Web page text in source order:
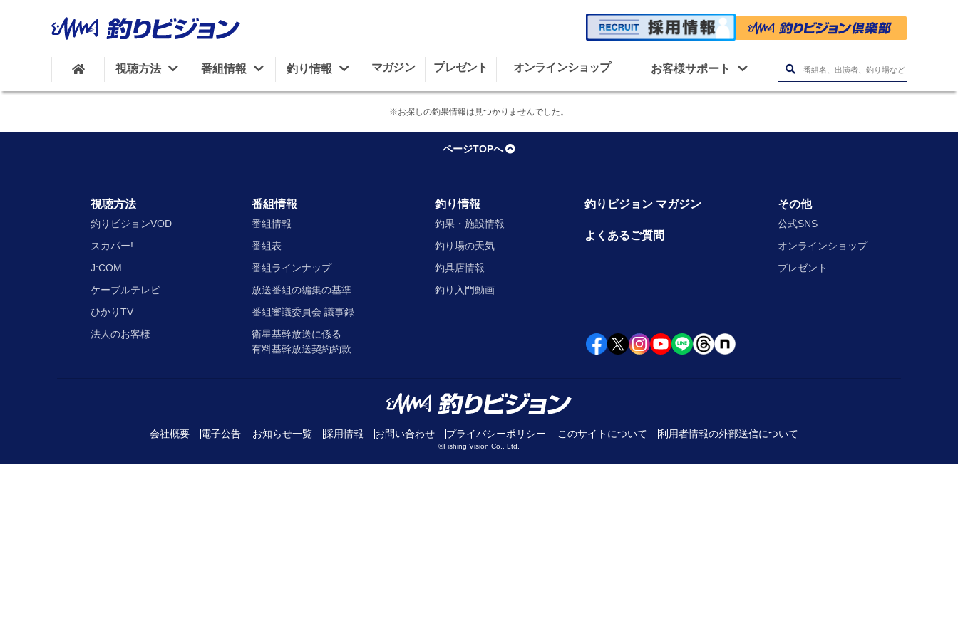
視聴方法 番組情報 釣り情報 マガジン プレゼント オンラインショップ お客様サポート
※お探しの釣果情報は見つかりませんでした。
ページTOPへ
視聴方法
釣りビジョンVOD
スカパー!
J:COM
ケーブルテレビ
ひかりTV
法人のお客様
番組情報
番組情報
番組表
番組ラインナップ
放送番組の編集の基準
番組審議委員会 議事録
衛星基幹放送に係る
有料基幹放送契約約款
釣り情報
釣果・施設情報
釣り場の天気
釣具店情報
釣り入門動画
釣りビジョン マガジン
よくあるご質問
その他
公式SNS
オンラインショップ
プレゼント
会社概要 電子公告 お知らせ一覧 採用情報 お問い合わせ プライバシーポリシー このサイトについて 利用者情報の外部送信について
©Fishing Vision Co., Ltd.